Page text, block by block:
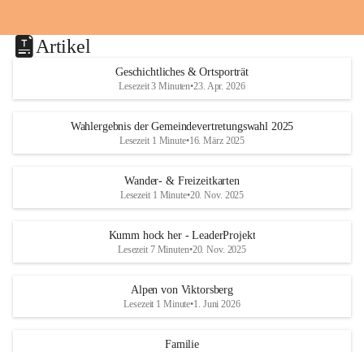
Artikel
Geschichtliches & Ortsporträt
Lesezeit 3 Minuten•23. Apr. 2026
Wahlergebnis der Gemeindevertretungswahl 2025
Lesezeit 1 Minute•16. März 2025
Wander- & Freizeitkarten
Lesezeit 1 Minute•20. Nov. 2025
Kumm hock her - LeaderProjekt
Lesezeit 7 Minuten•20. Nov. 2025
Alpen von Viktorsberg
Lesezeit 1 Minute•1. Juni 2026
Familie